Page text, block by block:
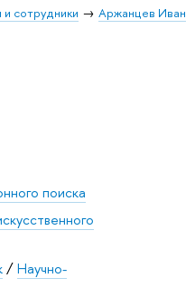
сотрудники
Аржанцев Иван
поиска
/Научно-